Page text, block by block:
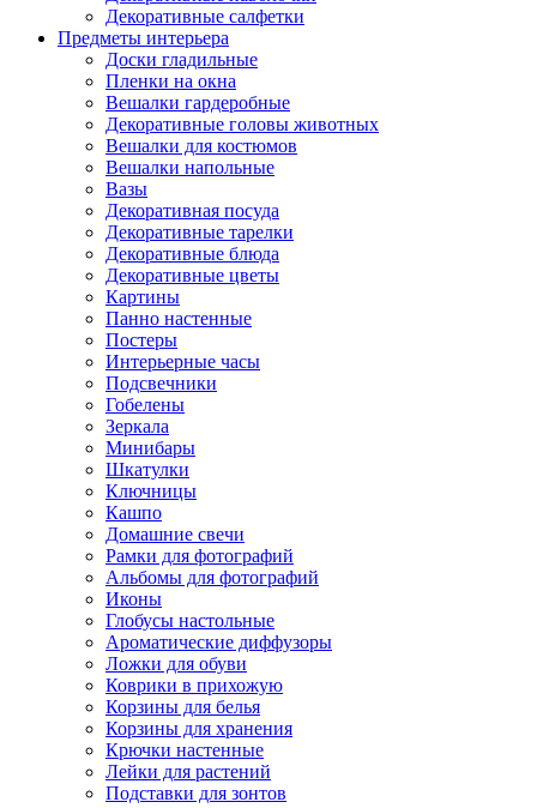
Декоративные салфетки
Предметы интерьера
Доски гладильные
Пленки на окна
Вешалки гардеробные
Декоративные головы животных
Вешалки для костюмов
Вешалки напольные
Вазы
Декоративная посуда
Декоративные тарелки
Декоративные блюда
Декоративные цветы
Картины
Панно настенные
Постеры
Интерьерные часы
Подсвечники
Гобелены
Зеркала
Минибары
Шкатулки
Ключницы
Кашпо
Домашние свечи
Рамки для фотографий
Альбомы для фотографий
Иконы
Глобусы настольные
Ароматические диффузоры
Ложки для обуви
Коврики в прихожую
Корзины для белья
Корзины для хранения
Крючки настенные
Лейки для растений
Подставки для зонтов